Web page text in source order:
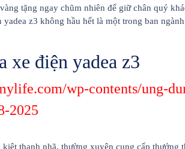
tặng ngay chũm nhiên để giữ chân quý
z3 không hầu hết là một trong ban
xe điện yadea z3
wp-contents/ung-
2025
thanh nhã, thường xuyên cung cấp thưởng